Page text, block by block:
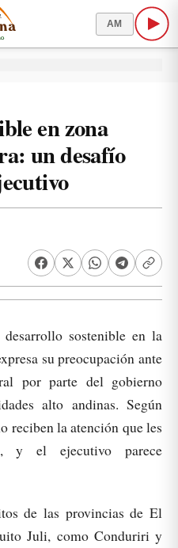
AM
en zona
un desafío
sostenible en la
su preocupación ante
por parte del gobierno
alto andinas. Según
reciben la atención que les
y el ejecutivo parece
de las provincias de El
Juli, como Conduriri y